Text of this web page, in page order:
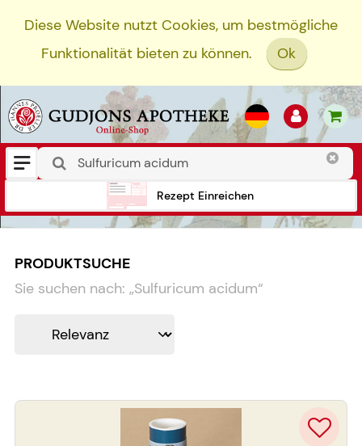
Diese Website nutzt Cookies, um bestmögliche
Funktionalität bieten zu können.
Ok
Rezept Einreichen
PRODUKTSUCHE
Sie suchen nach: „Sulfuricum acidum“